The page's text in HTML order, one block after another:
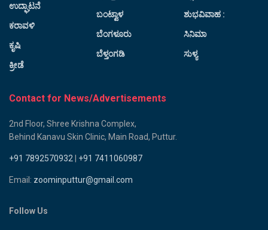
ಉದ್ಘಾಟನೆ
ಕರಾವಳಿ
ಕೃಷಿ
ಕ್ರೀಡೆ
ಬಂಟ್ವಾಳ
ಬೆಂಗಳೂರು
ಬೆಳ್ತಂಗಡಿ
ಶುಭವಿವಾಹ :
ಸಿನಿಮಾ
ಸುಳ್ಯ
Contact for News/Advertisements
2nd Floor, Shree Krishna Complex,
Behind Kanavu Skin Clinic, Main Road, Puttur.
+91 7892570932 +91 7411060987
Email: zoominputtur@gmail.com
Follow Us